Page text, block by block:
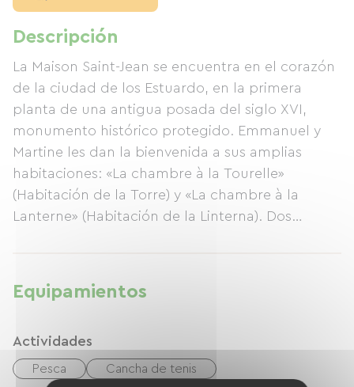
Descripción
La Maison Saint-Jean se encuentra en el corazón
de la ciudad de los Estuardo, en la primera
planta de una antigua posada del siglo XVI,
monumento histórico protegido. Emmanuel y
Martine les dan la bienvenida a sus amplias
habitaciones: «La chambre à la Tourelle»
(Habitación de la Torre) y «La chambre à la
Lanterne» (Habitación de la Linterna). Dos
Desayuno completo con bollería casera. Cuna
disponible. Aparcamiento privado. Patio.
Equipamientos
Actividades
Pesca Cancha de tenis